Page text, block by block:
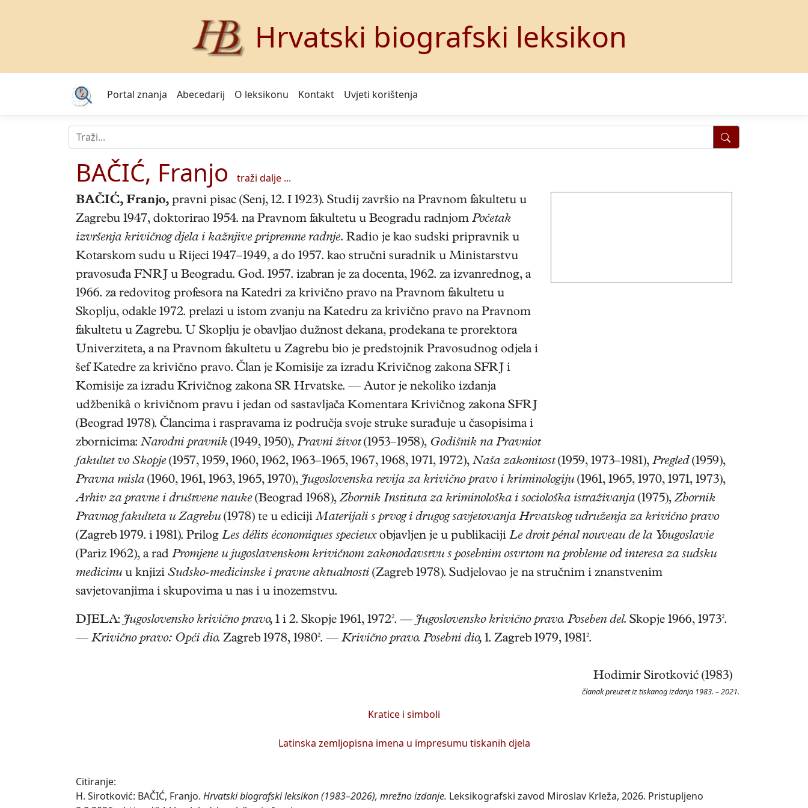
Hrvatski biografski leksikon
Portal znanja Abecedarij O leksikonu Kontakt Uvjeti korištenja
BAČIĆ, Franjo traži dalje ...
BAČIĆ, Franjo, pravni pisac (Senj, 12. I 1923). Studij završio na Pravnom fakultetu u
Zagrebu 1947, doktorirao 1954. na Pravnom fakultetu u Beogradu radnjom Početak
izvršenja krivičnog djela i kažnjive pripremne radnje. Radio je kao sudski pripravnik u
Kotarskom sudu u Rijeci 1947–1949, a do 1957. kao stručni suradnik u Ministarstvu
pravosuđa FNRJ u Beogradu. God. 1957. izabran je za docenta, 1962. za izvanrednog, a
1966. za redovitog profesora na Katedri za krivično pravo na Pravnom fakultetu u
Skoplju, odakle 1972. prelazi u istom zvanju na Katedru za krivično pravo na Pravnom
fakultetu u Zagrebu. U Skoplju je obavljao dužnost dekana, prodekana te prorektora
Univerziteta, a na Pravnom fakultetu u Zagrebu bio je predstojnik Pravosudnog odjela i
šef Katedre za krivično pravo. Član je Komisije za izradu Krivičnog zakona SFRJ i
Komisije za izradu Krivičnog zakona SR Hrvatske. — Autor je nekoliko izdanja
udžbenikâ o krivičnom pravu i jedan od sastavljača Komentara Krivičnog zakona SFRJ
(Beograd 1978). Člancima i raspravama iz područja svoje struke surađuje u časopisima i
zbornicima: Narodni pravnik (1949, 1950), Pravni život(1953–1958), Godišnik na Pravniot
fakultet vo Skopje (1957, 1959, 1960, 1962, 1963–1965, 1967, 1968, 1971, 1972), Naša zakonitost(1959, 1973–1981), Pregled (1959),
Pravna misla (1960, 1961, 1963, 1965, 1970),Jugoslovenska revija za krivično pravo i kriminologiju (1961, 1965, 1970, 1971, 1973),
Arhiv za pravne i društvene nauke (Beograd 1968),Zbornik Instituta za kriminološka i sociološka istraživanja (1975),Zbornik
Pravnog fakulteta u Zagrebu (1978) te u edicijiMaterijali s prvog i drugog savjetovanja Hrvatskog udruženja za krivično pravo
(Zagreb 1979. i 1981). Prilog Les délits économiques specieuxobjavljen je u publikaciji Le droit pénal nouveau de la Yougoslavie
(Pariz 1962), a rad Promjene u jugoslavenskom krivičnom zakonodavstvu s posebnim osvrtom na probleme od interesa za sudsku
medicinu u knjizi Sudsko-medicinske i pravne aktualnosti (Zagreb 1978). Sudjelovao je na stručnim i znanstvenim
savjetovanjima i skupovima u nas i u inozemstvu.
DJELA:Jugoslovensko krivično pravo, 1 i 2. Skopje 1961, 1972². —Jugoslovensko krivično pravo. Poseben del. Skopje 1966, 1973².
— Krivično pravo: Opći dio. Zagreb 1978, 1980². — Krivično pravo. Posebni dio, 1. Zagreb 1979, 1981².
Hodimir Sirotković (1983)
članak preuzet iz tiskanog izdanja 1983. – 2021.
Kratice i simboli
Latinska zemljopisna imena u impresumu tiskanih djela
Citiranje:
H. Sirotković: BAČIĆ, Franjo. Hrvatski biografski leksikon (1983–2026), mrežno izdanje. Leksikografski zavod Miroslav Krleža, 2026. Pristupljeno